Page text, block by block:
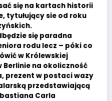
się na kartach historii
tytułujący sie od roku
się paradna
rodu lecz – póki co
w Królewskiej
na okoliczność
prezent w postaci wazy
przedstawiającą
Carla